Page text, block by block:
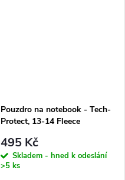
Pouzdro na notebook - Tech-
Protect, 13-14 Fleece
495 Kč
Skladem - hned k odeslání
>5 ks